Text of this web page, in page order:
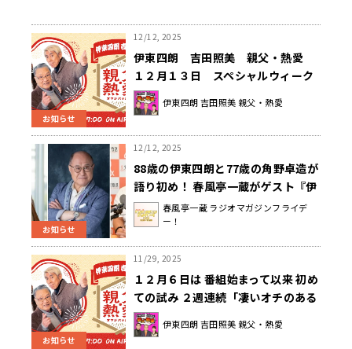
お知らせ
12/12, 2025
伊東四朗 吉田照美 親父・熱愛
１２月１３日 スペシャルウィーク
は 『凄いオチのある話にこだわる
２週目』
伊東四朗 吉田照美 親父・熱愛
お知らせ
12/12, 2025
88歳の伊東四朗と77歳の角野卓造が
語り初め！ 春風亭一蔵がゲスト『伊
東四朗と角野卓造がカラオケで「夏
色」を歌う日』2026年1月1日（木）
春風亭一蔵 ラジオマガジンフライデ
ー！
お知らせ
11/29, 2025
１２月６日は 番組始まって以来 初め
ての試み ２週連続「凄いオチのある
話」に こだわる。
伊東四朗 吉田照美 親父・熱愛